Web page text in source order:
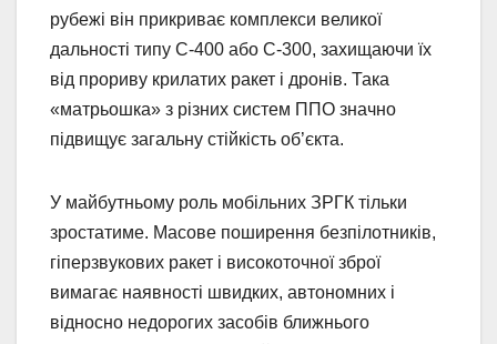
рубежі він прикриває комплекси великої
дальності типу С-400 або С-300, захищаючи їх
від прориву крилатих ракет і дронів. Така
«матрьошка» з різних систем ППО значно
підвищує загальну стійкість об’єкта.
У майбутньому роль мобільних ЗРГК тільки
зростатиме. Масове поширення безпілотників,
гіперзвукових ракет і високоточної зброї
вимагає наявності швидких, автономних і
відносно недорогих засобів ближнього